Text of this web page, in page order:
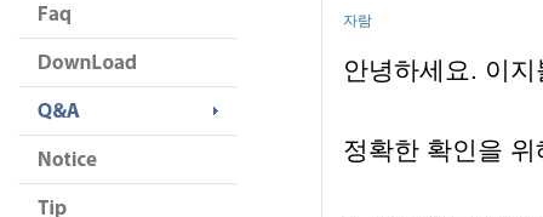
자람
안녕하세요. 이
정확한 확인을